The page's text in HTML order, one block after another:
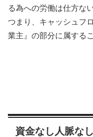
る為への労働は仕方な
つまり、キャッシュフ
業主』の部分に属する
資金なし人脈な